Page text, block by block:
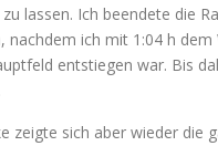
lassen. Ich beendete die
nachdem ich mit 1:04 h
entstiegen war. Bis
zeigte sich aber wieder die